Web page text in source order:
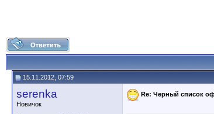
15.11.2012, 07:59
serenka
Новичок
Re: Черный список